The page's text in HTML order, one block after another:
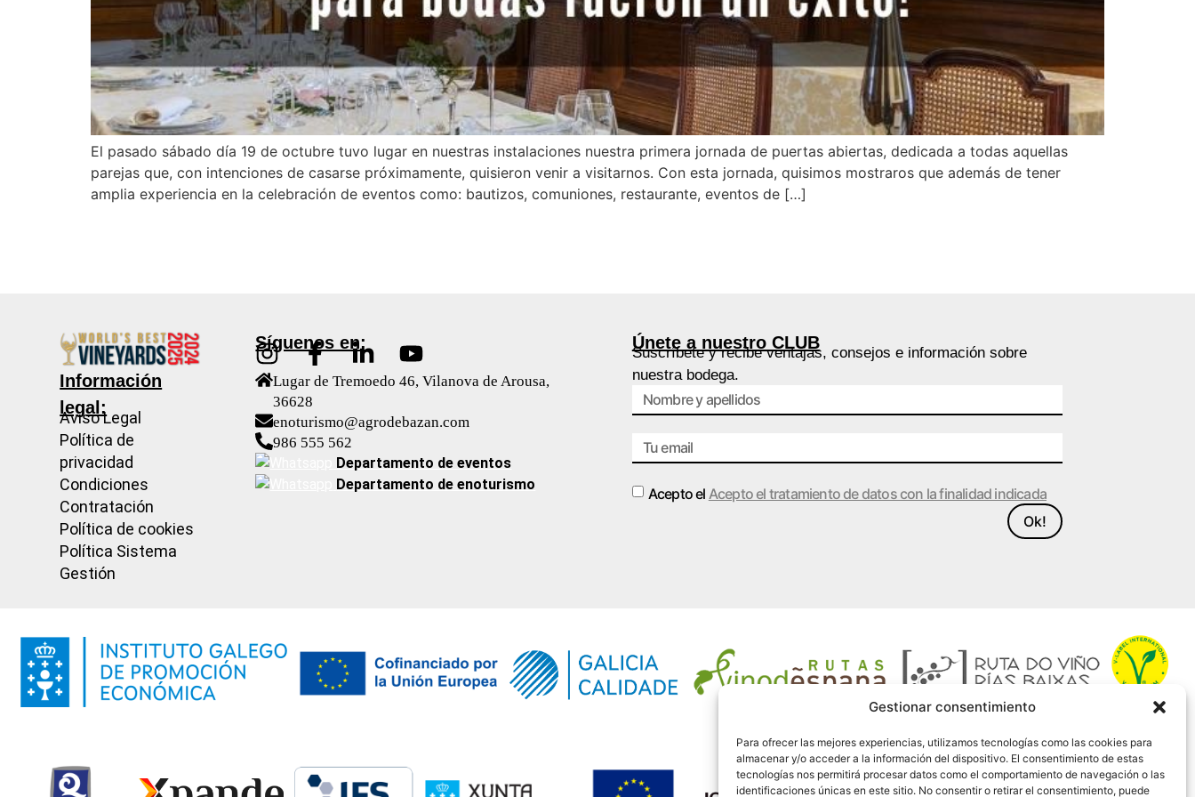
Gestionar consentimiento
Para ofrecer las mejores experiencias, utilizamos tecnologías como las cookies para
almacenar y/o acceder a la información del dispositivo. El consentimiento de estas
tecnologías nos permitirá procesar datos como el comportamiento de navegación o las
identificaciones únicas en este sitio. No consentir o retirar el consentimiento, puede
El pasado sábado día 19 de octubre tuvo lugar en nuestras instalaciones nuestra primera jornada de puertas abiertas, dedicada a todas aquellas
parejas que, con intenciones de casarse próximamente, quisieron venir a visitarnos. Con esta jornada, quisimos mostraros que además de tener
amplia experiencia en la celebración de eventos como: bautizos, comuniones, restaurante, eventos de […]
Información
legal:
Aviso Legal
Política de
privacidad
Condiciones
Contratación
Política de cookies
Política Sistema
Gestión
Lugar de Tremoedo 46, Vilanova de Arousa,
36628
enoturismo@agrodebazan.com
Síguenos en:
986 555 562
Departamento de eventos
Departamento de enoturismo
Únete a nuestro CLUB
Suscríbete y recibe ventajas, consejos e información sobre
nuestra bodega.
Acepto el Acepto el tratamiento de datos con la finalidad indicada
Ok!